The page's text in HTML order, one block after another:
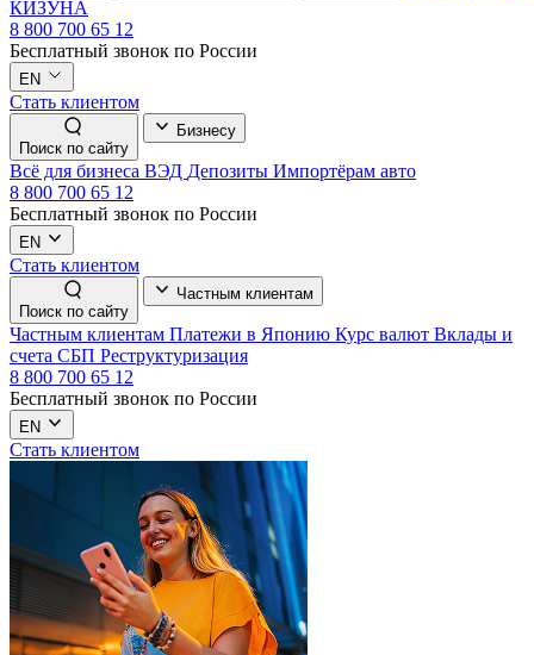
КИЗУНА
8 800 700 65 12
Бесплатный звонок по России
EN
Стать клиентом
Поиск по сайту
Бизнесу
Всё для бизнеса ВЭД Депозиты Импортёрам авто
8 800 700 65 12
Бесплатный звонок по России
EN
Стать клиентом
Поиск по сайту
Частным клиентам
Частным клиентам Платежи в Японию Курс валют Вклады и
счета СБП Реструктуризация
8 800 700 65 12
Бесплатный звонок по России
EN
Стать клиентом